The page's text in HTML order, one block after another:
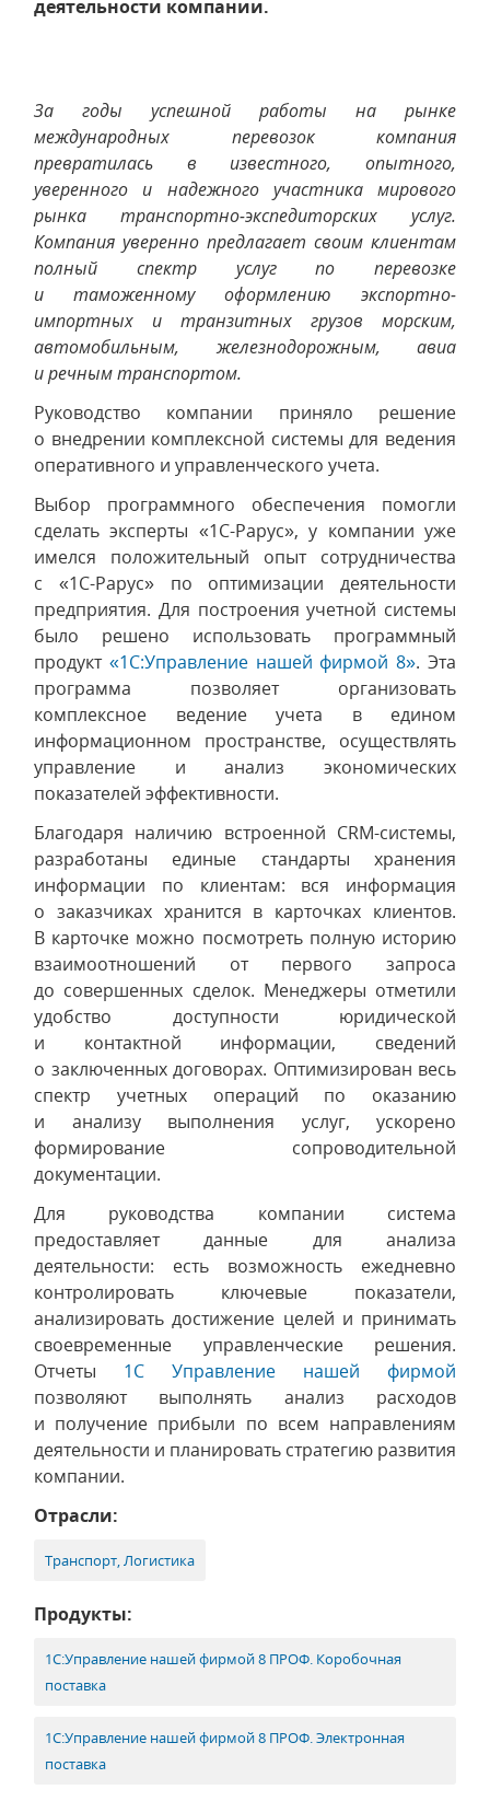
деятельности компании.
За годы успешной работы на рынке
международных перевозок компания
превратилась в известного, опытного,
уверенного и надежного участника мирового
рынка транспортно-экспедиторских услуг.
Компания уверенно предлагает своим клиентам
полный спектр услуг по перевозке
и таможенному оформлению экспортно-
импортных и транзитных грузов морским,
автомобильным, железнодорожным, авиа
и речным транспортом.
Руководство компании приняло решение
о внедрении комплексной системы для ведения
оперативного и управленческого учета.
Выбор программного обеспечения помогли
сделать эксперты «1С-Рарус», у компании уже
имелся положительный опыт сотрудничества
с «1С-Рарус» по оптимизации деятельности
предприятия. Для построения учетной системы
было решено использовать программный
продукт «1С:Управление нашей фирмой 8». Эта
программа позволяет организовать
комплексное ведение учета в едином
информационном пространстве, осуществлять
управление и анализ экономических
показателей эффективности.
Благодаря наличию встроенной CRM-системы,
разработаны единые стандарты хранения
информации по клиентам: вся информация
о заказчиках хранится в карточках клиентов.
В карточке можно посмотреть полную историю
взаимоотношений от первого запроса
до совершенных сделок. Менеджеры отметили
удобство доступности юридической
и контактной информации, сведений
о заключенных договорах. Оптимизирован весь
спектр учетных операций по оказанию
и анализу выполнения услуг, ускорено
формирование сопроводительной
документации.
Для руководства компании система
предоставляет данные для анализа
деятельности: есть возможность ежедневно
контролировать ключевые показатели,
анализировать достижение целей и принимать
своевременные управленческие решения.
Отчеты 1С Управление нашей фирмой
позволяют выполнять анализ расходов
и получение прибыли по всем направлениям
деятельности и планировать стратегию развития
компании.
Отрасли:
Транспорт, Логистика
Продукты:
1С:Управление нашей фирмой 8 ПРОФ. Коробочная
поставка
1С:Управление нашей фирмой 8 ПРОФ. Электронная
поставка